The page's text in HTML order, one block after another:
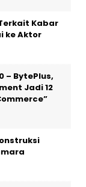
Kabar
ke Aktor
– BytePlus,
Jadi 12